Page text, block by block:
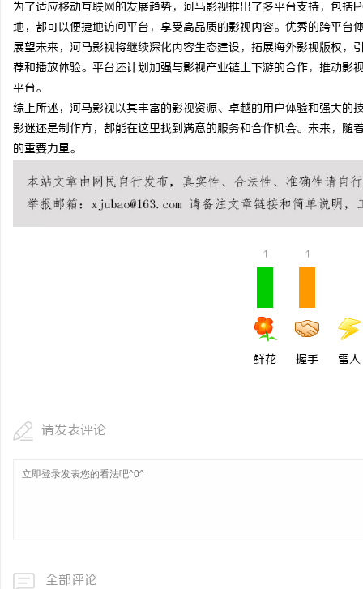
为了适应移动互联网的发展趋势，河马影视推出了多平台支持，包
地，都可以便捷地访问平台，享受高品质的影视内容。优秀的跨平台
展望未来，河马影视将继续深化内容生态建设，拓展海外影视版权
荐和播放体验。平台还计划加强与影视产业链上下游的合作，推动
平台。
综上所述，河马影视以其丰富的影视资源、卓越的用户体验和强大
影迷还是制作方，都能在这里找到满意的服务和合作机会。未来，
的重要力量。
1
鲜花
1
握手 雷人
请发表评论
全部评论
武汉配眼镜 上海配眼镜